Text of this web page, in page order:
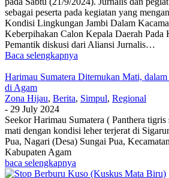
sebagai peserta pada kegiatan yang
Kondisi Lingkungan Jambi Dalam
Keberpihakan Calon Kepala Daerah Pada
Pemantik diskusi dari Aliansi Jurnalis…
Baca selengkapnya
Harimau Sumatera Ditemukan Mati,
di Agam
Zona Hijau, Berita, Simpul, Regional
- 29 July 2024
Seekor Harimau Sumatera ( Panthera tigris
mati dengan kondisi leher terjerat di
Pua, Nagari (Desa) Sungai Pua,
Kabupaten Agam
baca selengkapnya